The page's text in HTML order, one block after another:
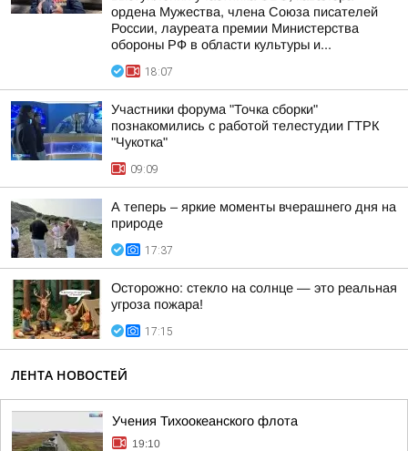
ордена Мужества, члена Союза писателей
России, лауреата премии Министерства
обороны РФ в области культуры и...
18:07
Участники форума "Точка сборки"
познакомились с работой телестудии ГТРК
"Чукотка"
09:09
А теперь – яркие моменты вчерашнего дня на
природе
17:37
Осторожно: стекло на солнце — это реальная
угроза пожара!
17:15
ЛЕНТА НОВОСТЕЙ
Учения Тихоокеанского флота
19:10